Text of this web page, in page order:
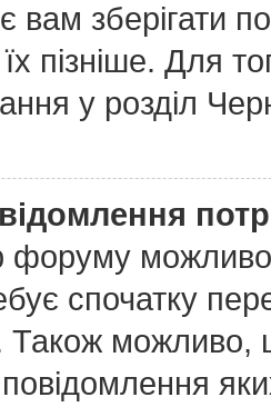
вам зберігати
пізніше. Для
у розділ
форуму
спочатку
можливо,
повідомлення